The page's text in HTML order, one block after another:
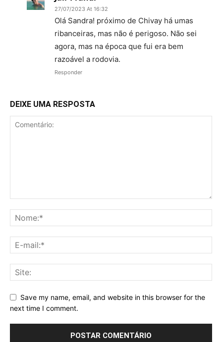
27/07/2023 At 16:32
Olá Sandra! próximo de Chivay há umas
ribanceiras, mas não é perigoso. Não sei
agora, mas na época que fui era bem
razoável a rodovia.
Responder
DEIXE UMA RESPOSTA
Save my name, email, and website in this browser for the
next time I comment.